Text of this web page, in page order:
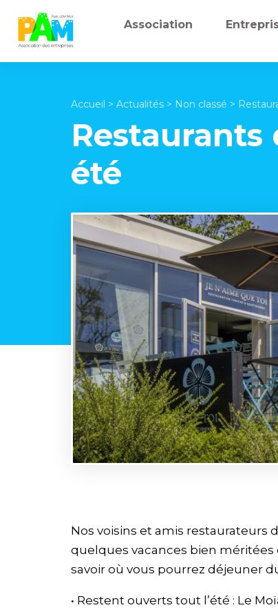
Association
Accueil > Actualités > Non classé >
Restaurants
été
Nos voisins et amis restaurateurs
quelques vacances bien
savoir où vous pourrez déjeuner
• Restent ouverts tout l’été : Le